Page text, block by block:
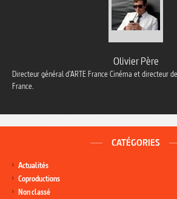
Olivier Père
Directeur général d’ARTE France Cinéma et directeur
France.
CATÉGORIES
Actualités
Coproductions
Non classé